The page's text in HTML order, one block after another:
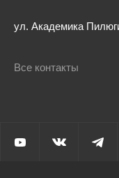
ул. Академика
Все контакты